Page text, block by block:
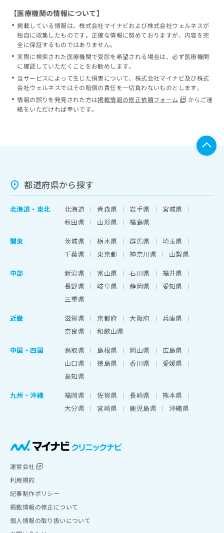
【医療機関の情報について】
掲載している情報は、株式会社マイナビおよび株式会社ウェルネスが
独自に収集したものです。正確な情報に努めておりますが、内容を完
全に保証するものではありません。
実際に検索された医療機関で受診を希望される場合は、必ず医療機関
に確認していただくことをお勧めします。
当サービスによって生じた損害について、株式会社マイナビ及び株式
会社ウェルネスではその賠償の責任を一切負わないものとします。
情報の誤りを発見された方は掲載情報の修正依頼フォーム
からご連
絡をいただければ幸いです。
都道府県から探す
北海道 ・ 東北 北海道 青森県 岩手県
宮城県
秋田県
山形県
福島県
関東
茨城県 栃木県 群馬県
埼玉県
千葉県
東京都 神奈川県
山梨県
中部
新潟県 富山県 石川県
福井県
長野県
岐阜県 静岡県
愛知県
三重県
近畿
滋賀県 京都府 大阪府
兵庫県
奈良県
和歌山県
中国・四国
鳥取県 島根県 岡山県
広島県
山口県
徳島県 香川県
愛媛県
高知県
九州・沖縄
福岡県 佐賀県 長崎県
熊本県
大分県
宮崎県 鹿児島県 沖縄県
運営会社
利用規約
記事制作ポリシー
掲載情報の修正について
個人情報の取り扱いについて